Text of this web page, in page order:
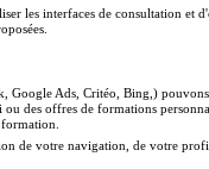
les interfaces de consultation et
Google Ads, Critéo, Bing,)
des offres de formations
de votre navigation, de votre